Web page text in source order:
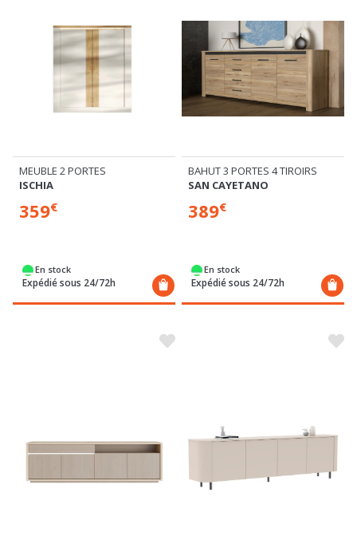
MEUBLE 2 PORTES
ISCHIA
359€
En stock
Expédié sous 24/72h
BAHUT 3 PORTES 4 TIROIRS
SAN CAYETANO
389€
En stock
Expédié sous 24/72h